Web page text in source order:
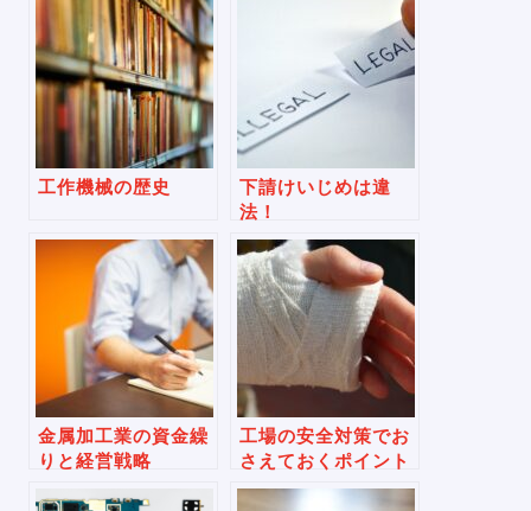
工作機械の歴史
下請けいじめは違
法！
金属加工業の資金繰
りと経営戦略
工場の安全対策でお
さえておくポイント
は？